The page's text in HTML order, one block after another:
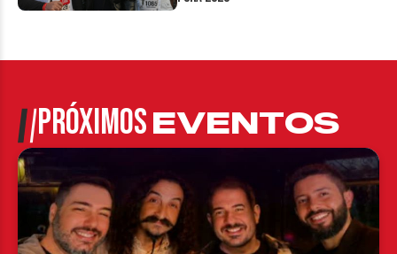
PRÓXIMOSEVENTOS